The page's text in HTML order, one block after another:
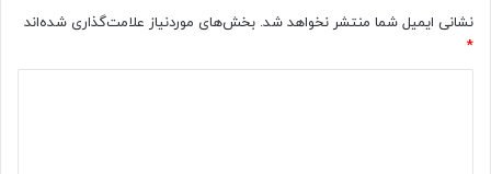
نشانی ایمیل شما منتشر نخواهد شد. بخش‌های موردنیاز علامت‌گذاری شده‌اند
*